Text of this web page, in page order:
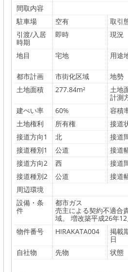
間取内容
駐車場
空有 取引
引渡/入居
時期
即時 現況
地目 宅地 用途
都市計画
市街化区域 地勢
土地面積
277.84m²
土地
計測
建ぺい率 60% 容積
土地権利
所有権
接道
接道方向1
北 接道
接道種別1
公道
接道
接道方向2
西 接道
接道種別2
公道
接道
周辺環境
設備・条
件
都市ガス
売主による契約不適合
域。 増改築平成26年12
物件番号
HIRAKATA004
掲載
日
自社物 先物 状態